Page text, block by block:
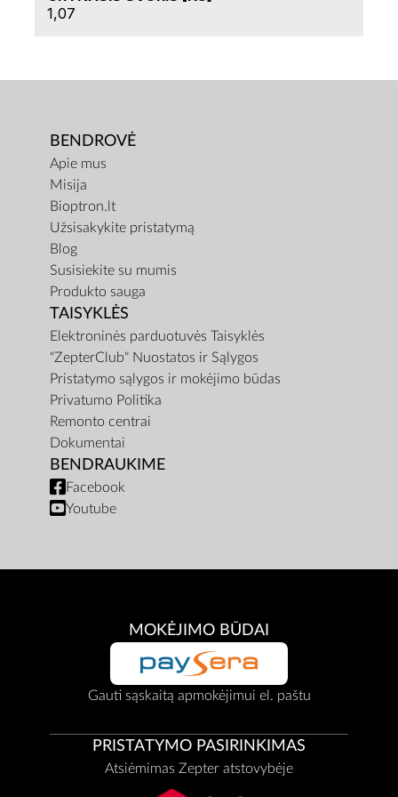
1,07
BENDROVĖ
Apie mus
Misija
Bioptron.lt
Užsisakykite pristatymą
Blog
Susisiekite su mumis
Produkto sauga
TAISYKLĖS
Elektroninės parduotuvės Taisyklės
"ZepterClub" Nuostatos ir Sąlygos
Pristatymo sąlygos ir mokėjimo būdas
Privatumo Politika
Remonto centrai
Dokumentai
BENDRAUKIME
Facebook
Youtube
MOKĖJIMO BŪDAI
Gauti sąskaitą apmokėjimui el. paštu
PRISTATYMO PASIRINKIMAS
Atsiėmimas Zepter atstovybėje